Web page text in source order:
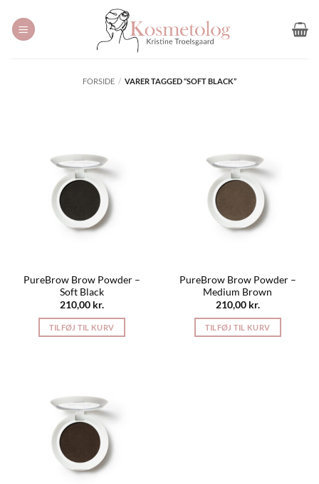
indhold
FORSIDE / VARER TAGGED “SOFT BLACK”
PureBrow Brow Powder –
Soft Black
210,00 kr.
TILFØJ TIL KURV
PureBrow Brow Powder –
Medium Brown
210,00 kr.
TILFØJ TIL KURV